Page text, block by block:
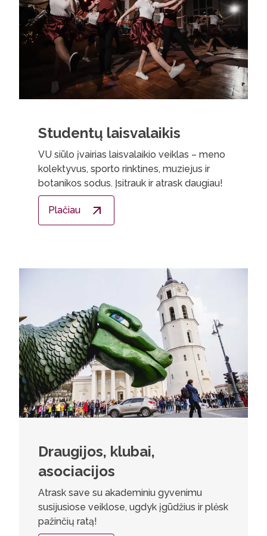
Studentų laisvalaikis
VU siūlo įvairias laisvalaikio veiklas – meno
kolektyvus, sporto rinktines, muziejus ir
botanikos sodus. Įsitrauk ir atrask daugiau!
Plačiau
Draugijos, klubai,
asociacijos
Atrask save su akademiniu gyvenimu
susijusiose veiklose, ugdyk įgūdžius ir plėsk
pažinčių ratą!